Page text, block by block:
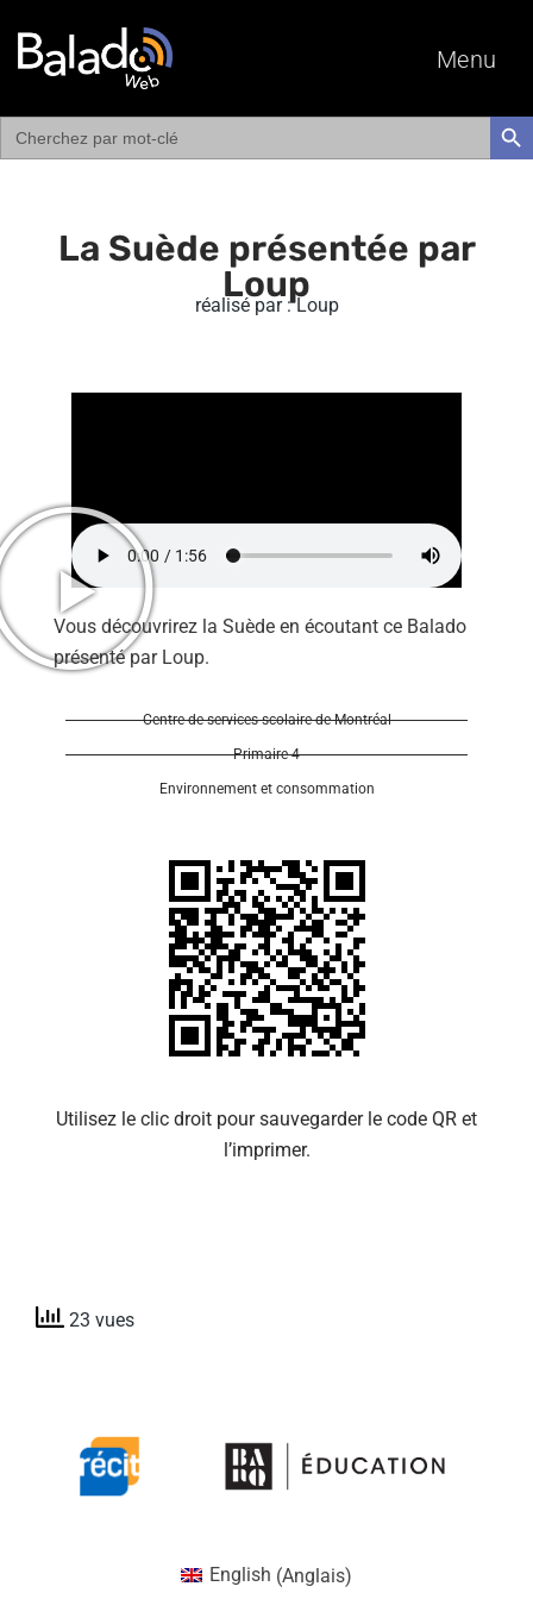
Menu
Search
for:
La Suède présentée par
Loup
réalisé par : Loup
Vous découvrirez la Suède en écoutant ce Balado
présenté par Loup.
Centre de services scolaire de Montréal
Primaire 4
Environnement et consommation
Utilisez le clic droit pour sauvegarder le code QR et
l’imprimer.
23 vues
English (Anglais)